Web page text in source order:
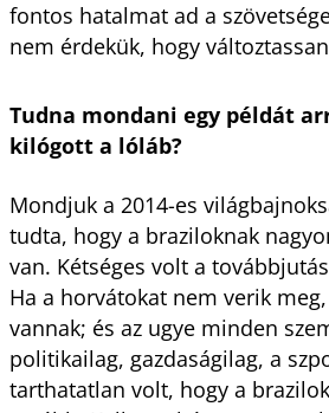
fontos hatalmat ad a
nem érdekük, hogy
Tudna mondani egy példát
kilógott a lóláb?
Mondjuk a 2014-es
tudta, hogy a braziloknak
van. Kétséges volt a
Ha a horvátokat nem verik
vannak; és az ugye minden
politikailag, gazdaságilag, a
tarthatatlan volt, hogy a